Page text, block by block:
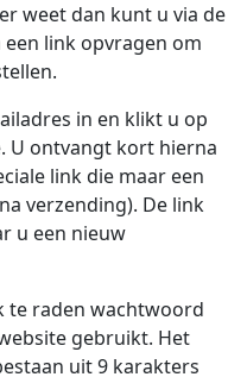
weet dan kunt u via de
een link opvragen om
in en klikt u op
U ontvangt kort hierna
link die maar een
verzending). De link
u een nieuw
te raden wachtwoord
gebruikt. Het
uit 9 karakters